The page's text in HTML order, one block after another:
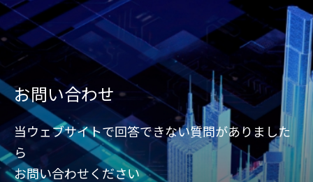
お問い合わせ
当ウェブサイトで回答できない質問がありました
ら
お問い合わせください